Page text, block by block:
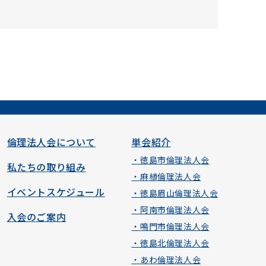
倫理法人会について
私たちの取り組み
イベントスケジュール
入会のご案内
単会紹介
・徳島市倫理法人会
・麻植倫理法人会
・徳島眉山倫理法人会
・阿南市倫理法人会
・鳴門市倫理法人会
・徳島北倫理法人会
・あわ倫理法人会